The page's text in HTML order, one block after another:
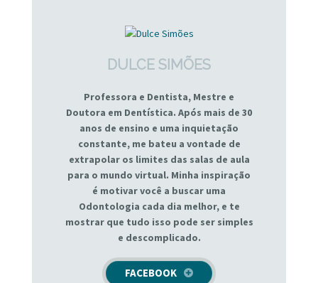
DULCE SIMÕES
Professora e Dentista, Mestre e
Doutora em Dentística. Após mais de 30
anos de ensino e uma inquietação
constante, me bateu a vontade de
extrapolar os limites das salas de aula
para o mundo virtual. Minha inspiração
é motivar você a buscar uma
Odontologia cada dia melhor, e te
mostrar que tudo isso pode ser simples
e descomplicado.
FACEBOOK